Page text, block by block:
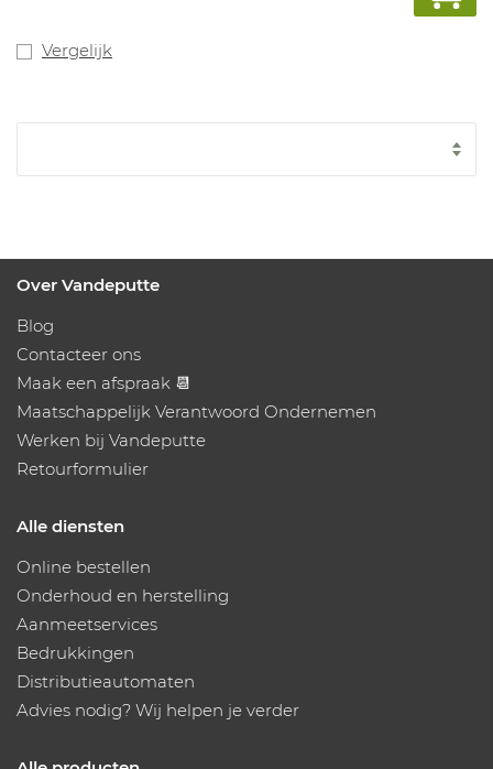
Vergelijk
Over Vandeputte
Blog
Contacteer ons
Maak een afspraak 📆
Maatschappelijk Verantwoord Ondernemen
Werken bij Vandeputte
Retourformulier
Alle diensten
Online bestellen
Onderhoud en herstelling
Aanmeetservices
Bedrukkingen
Distributieautomaten
Advies nodig? Wij helpen je verder